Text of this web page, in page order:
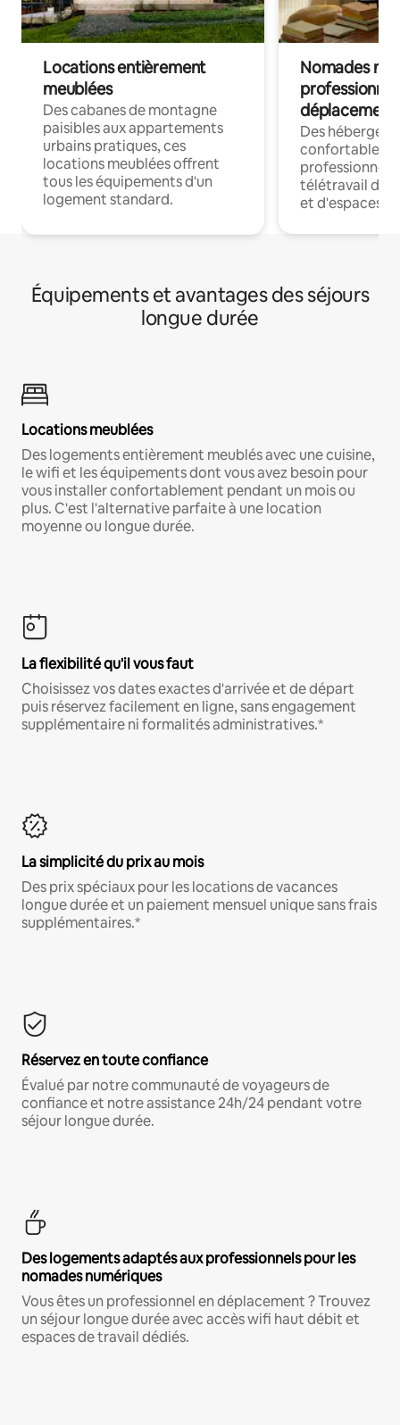
Locations entièrement
meublées
Des cabanes de montagne
paisibles aux appartements
urbains pratiques, ces
locations meublées offrent
tous les équipements d'un
logement standard.
Nomades
déplacement
Des
confortables
professionnels
télétravail
et d'espaces
Équipements et avantages des séjours
longue durée
Locations meublées
Des logements entièrement meublés avec une cuisine,
le wifi et les équipements dont vous avez besoin pour
vous installer confortablement pendant un mois ou
plus. C'est l'alternative parfaite à une location
moyenne ou longue durée.
La flexibilité qu'il vous faut
Choisissez vos dates exactes d'arrivée et de départ
puis réservez facilement en ligne, sans engagement
supplémentaire ni formalités administratives.*
La simplicité du prix au mois
Des prix spéciaux pour les locations de vacances
longue durée et un paiement mensuel unique sans frais
supplémentaires.*
Réservez en toute confiance
Évalué par notre communauté de voyageurs de
confiance et notre assistance 24h/24 pendant votre
séjour longue durée.
Des logements adaptés aux professionnels pour les
nomades numériques
Vous êtes un professionnel en déplacement ? Trouvez
un séjour longue durée avec accès wifi haut débit et
espaces de travail dédiés.